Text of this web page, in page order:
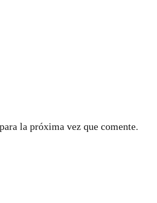
la próxima vez que comente.